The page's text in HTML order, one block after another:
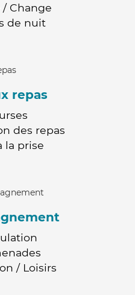
Change
de nuit
repas
des repas
la prise
/ Loisirs